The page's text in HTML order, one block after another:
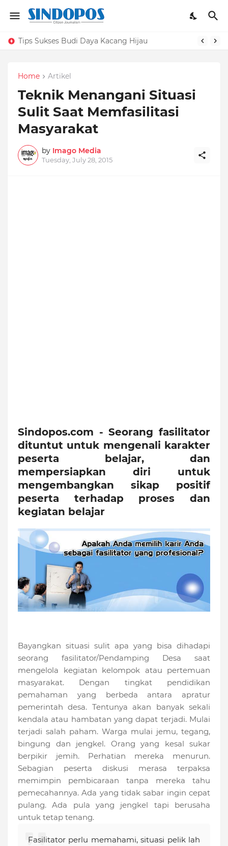
Tips Sukses Budi Daya Kacang Hijau
Home Artikel
Teknik Menangani Situasi
Sulit Saat Memfasilitasi
Masyarakat
by Imago Media
Tuesday, July 28, 2015
Sindopos.com - Seorang fasilitator
dituntut untuk mengenali karakter
peserta belajar, dan
mempersiapkan diri untuk
mengembangkan sikap positif
peserta terhadap proses dan
kegiatan belajar
Bayangkan situasi sulit apa yang bisa dihadapi
seorang fasilitator/Pendamping Desa saat
mengelola kegiatan kelompok atau pertemuan
masyarakat. Dengan tingkat pendidikan
pemahaman yang berbeda antara apratur
pemerintah desa. Tentunya akan banyak sekali
kendala atau hambatan yang dapat terjadi. Mulai
terjadi salah paham. Warga mulai jemu, tegang,
bingung dan jengkel. Orang yang kesal sukar
berpikir jemih. Perhatian mereka menurun.
Sebagian peserta diskusi merasa terpaksa
memimpin pembicaraan tanpa mereka tahu
pemecahannya. Ada yang tidak sabar ingin cepat
pulang. Ada pula yang jengkel tapi berusaha
untuk tetap tenang.
Fasilitator perlu memahami, situasi pelik lah